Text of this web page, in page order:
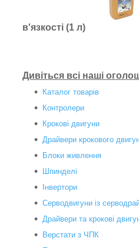
в'язкості (1 л)
Дивіться всі наші
Каталог товарів
Контролери
Крокові двигуни
Драйвери крокового
Блоки живлення
Шпинделі
Інвертори
Серводвигуни із
Драйвери та крокові
Верстати з ЧПК